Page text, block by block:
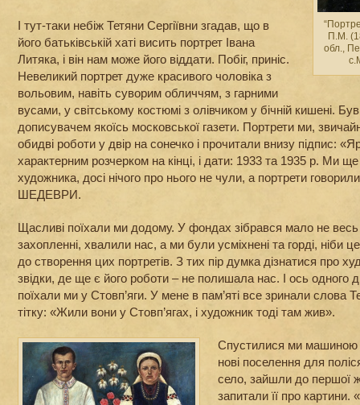
П.М.
обл.,
І тут-таки небіж Тетяни Сергіївни згадав, що в
його батьківській хаті висить портрет Івана
Литяка, і він нам може його віддати. Побіг, приніс.
Невеликий портрет дуже красивого чоловіка з
вольовим, навіть суворим обличчям, з гарними
вусами, у світському костюмі з олівчиком у бічній кишені.
дописувачем якоїсь московської газети. Портрети ми,
обидві роботи у двір на сонечко і прочитали внизу підпис:
характерним розчерком на кінці, і дати: 1933 та 1935 р. Ми
художника, досі нічого про нього не чули, а портрети
ШЕДЕВРИ.
Щасливі поїхали ми додому. У фондах зібрався мало не
захопленні, хвалили нас, а ми були усміхнені та горді, ніби
до створення цих портретів. З тих пір думка дізнатися про
звідки, де ще є його роботи – не полишала нас. І ось одного
поїхали ми у Стовп’яги. У мене в пам’яті все зринали слова
тітку: «Жили вони у Стовп’ягах, і художник тоді там жив».
Спустилися ми машиною
нові поселення для
село, зайшли до першої
запитали її про